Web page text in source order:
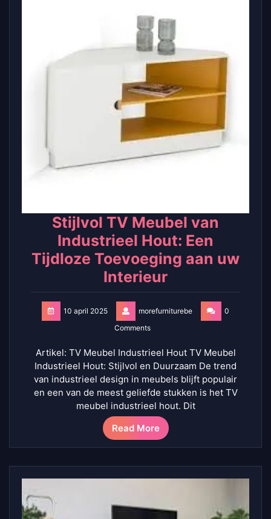
Stijlvol TV Meubel van
Industrieel Hout: Een
Tijdloze Toevoeging aan uw
Interieur
10 april 2025 morefurniturebe
0
Comments
Artikel: TV Meubel Industrieel Hout TV Meubel
Industrieel Hout: Stijlvol en Duurzaam De trend
van industrieel design in meubels blijft populair
en een van de meest geliefde stukken is het TV
meubel industrieel hout. Dit
Read More